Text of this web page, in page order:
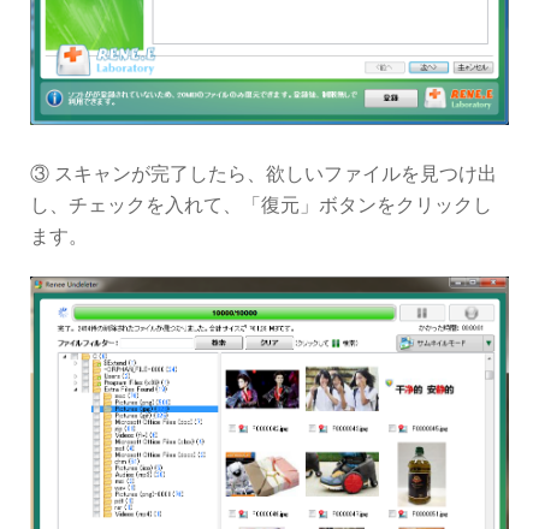
③ スキャンが完了したら、欲しいファイルを見つけ出
し、チェックを入れて、「復元」ボタンをクリックし
ます。